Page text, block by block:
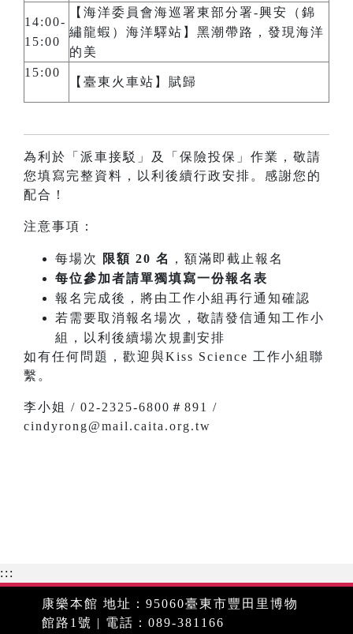
14:00-
15:00
【海洋委員會海巡署東部分署-興安（錦
繡龍蝦）海洋驛站】黑潮帶路，發現海洋
的美
15:00
【臺東火車站】賦歸
為利於「派車接駁」及「保險投保」作業，敬請
您填寫完整資料，以利後續行政安排。感謝您的
配合！
注意事項：
每場次 限額 20 名
，額滿即截止報名
每位參加者請單獨填寫一份報名表
報名完成後，將由工作小組再行通知確認
若需要取消報名場次，敬請發信通知工作小
組，以利後續場次規劃安排
如有任何問題，歡迎與Kiss Science 工作小組聯
繫。
李小姐 / 02-2325-6800＃891 /
cindyrong@mail.caita.org.tw
:::
康樂本館 地址：95060臺東市豐田里博物
館路1號 | 電話：089-381166